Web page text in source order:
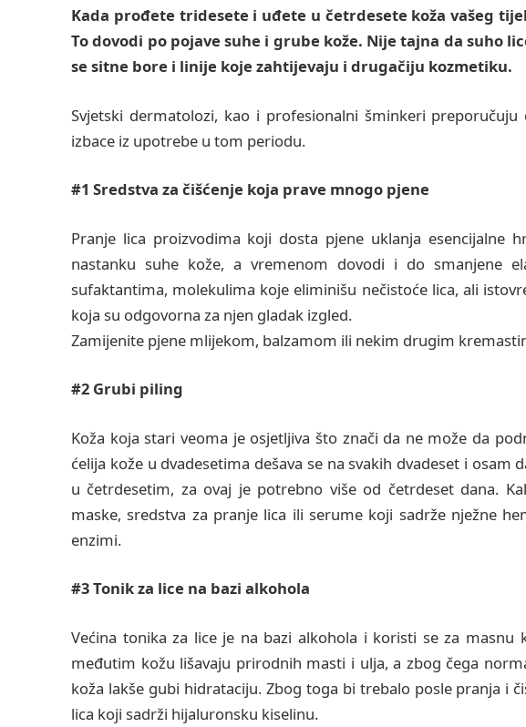
Kada prođete tridesete i uđete u četrdesete koža vašeg
To dovodi po pojave suhe i grube kože. Nije tajna da suho
se sitne bore i linije koje zahtijevaju i drugačiju kozmetiku.
Svjetski dermatolozi, kao i profesionalni šminkeri
izbace iz upotrebe u tom periodu.
#1 Sredstva za čišćenje koja prave mnogo pjene
Pranje lica proizvodima koji dosta pjene uklanja esencijalne
nastanku suhe kože, a vremenom dovodi i do smanjene
sufaktantima, molekulima koje eliminišu nečistoće lica, ali
koja su odgovorna za njen gladak izgled.
Zamijenite pjene mlijekom, balzamom ili nekim drugim
#2 Grubi piling
Koža koja stari veoma je osjetljiva što znači da ne može da
ćelija kože u dvadesetima dešava se na svakih dvadeset i
u četrdesetim, za ovaj je potrebno više od četrdeset dana.
maske, sredstva za pranje lica ili serume koji sadrže nježne
enzimi.
#3 Tonik za lice na bazi alkohola
Većina tonika za lice je na bazi alkohola i koristi se za masnu
međutim kožu lišavaju prirodnih masti i ulja, a zbog čega
koža lakše gubi hidrataciju. Zbog toga bi trebalo posle pranja i
lica koji sadrži hijaluronsku kiselinu.